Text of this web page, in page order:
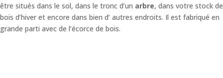
être situés dans le sol, dans le tronc d’un arbre, dans votre stock de
bois d’hiver et encore dans bien d’ autres endroits. Il est fabriqué en
grande parti avec de l’écorce de bois.